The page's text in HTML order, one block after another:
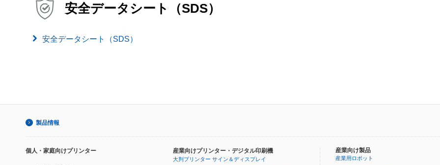
安全データシート（SDS）
安全データシート（SDS）
製品情報
個人・家庭向けプリンター 産業向けプリンター・デジタル印刷機
大判プリンター サイン＆ディスプレイ
産業向け製品
産業用ロボット